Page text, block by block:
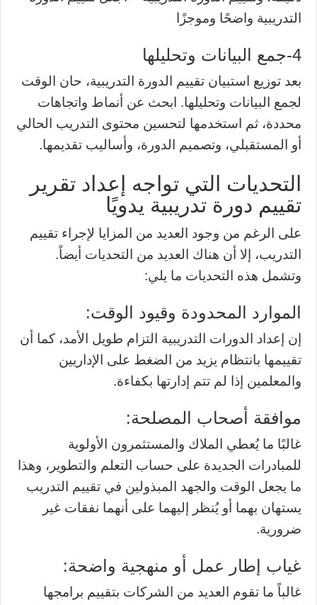
التدريبية واضحًا وموجزًا
4-جمع البيانات وتحليلها
بعد توزيع استبيان تقييم الدورة التدريبية، حان الوقت
لجمع البيانات وتحليلها. ابحث عن أنماط واتجاهات
محددة، ثم استخدمها لتحسين محتوى التدريب الحالي
أو المستقبلي، وتصميم الدورة، وأساليب تقديمها.
التحديات التي تواجه إعداد تقرير
تقييم دورة تدريبية يدويًا
على الرغم من وجود العديد من المزايا لإجراء تقييم
التدريب، إلا أن هناك العديد من التحديات أيضاً.
وتشمل هذه التحديات ما يلي:
الموارد المحدودة وقيود الوقت:
إن إعداد الدورات التدريبية التزام طويل الأمد، كما أن
تقييمها بانتظام يزيد من الضغط على الإداريين
والمعلمين إذا لم تتم إدارتها بكفاءة.
موافقة أصحاب المصلحة:
غالبًا ما يُعطي الملاك والمستثمرون الأولوية
للمبادرات الجديدة على حساب التعلم والتطوير، وهذا
ما يجعل الوقت والجهد المبذولين في تقييم التدريب
يستهان بهما أو يُنظر إليهما على أنهما نفقات غير
ضرورية.
غياب إطار عمل أو منهجية واضحة:
غالباً ما تقوم العديد من الشركات بتقييم برامجها